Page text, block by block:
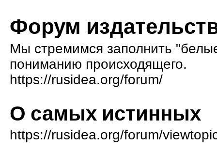
Форум
Мы стремимся заполнить
пониманию происходящего.
https://rusidea.org/forum/
О самых истинных
https://rusidea.org/forum/